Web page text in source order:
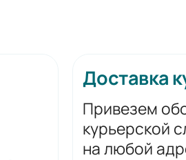
Доставка
Привезем
курьерской
на любой